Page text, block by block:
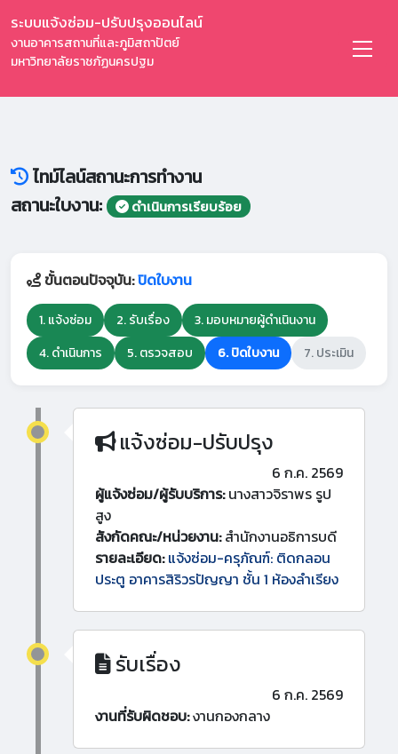
ระบบแจ้งซ่อม-ปรับปรุงออนไลน์
งานอาคารสถานที่และภูมิสถาปัตย์
มหาวิทยาลัยราชภัฏนครปฐม
ไทม์ไลน์สถานะการทำงาน
สถานะใบงาน:
ดำเนินการเรียบร้อย
ขั้นตอนปัจจุบัน:ปิดใบงาน
1. แจ้งซ่อม 2. รับเรื่อง
3. มอบหมายผู้ดำเนินงาน
4. ดำเนินการ
5. ตรวจสอบ 6. ปิดใบงาน 7. ประเมิน
แจ้งซ่อม-ปรับปรุง
6 ก.ค. 2569
ผู้แจ้งซ่อม/ผู้รับบริการ:นางสาวจิราพร รูป
สูง
สังกัดคณะ/หน่วยงาน:สำนักงานอธิการบดี
รายละเอียด: แจ้งซ่อม-ครุภัณฑ์: ติดกลอน
ประตู อาคารสิริวรปัญญา ชั้น 1 ห้องลำเรียง
รับเรื่อง
6 ก.ค. 2569
งานที่รับผิดชอบ:งานกองกลาง